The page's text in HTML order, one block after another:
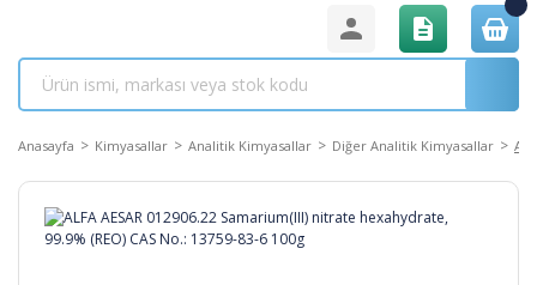
Anasayfa Kimyasallar Analitik Kimyasallar Diğer Analitik Kimyasallar